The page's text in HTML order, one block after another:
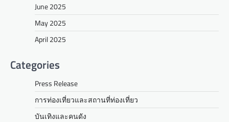
June 2025
May 2025
April 2025
Categories
Press Release
การท่องเที่ยวและสถานที่ท่องเที่ยว
บันเทิงและคนดัง